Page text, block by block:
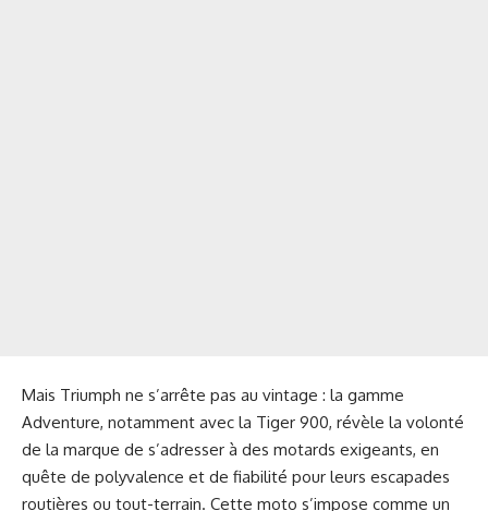
Mais Triumph ne s’arrête pas au vintage : la gamme
Adventure, notamment avec la Tiger 900, révèle la volonté
de la marque de s’adresser à des motards exigeants, en
quête de polyvalence et de fiabilité pour leurs escapades
routières ou tout-terrain. Cette moto s’impose comme un